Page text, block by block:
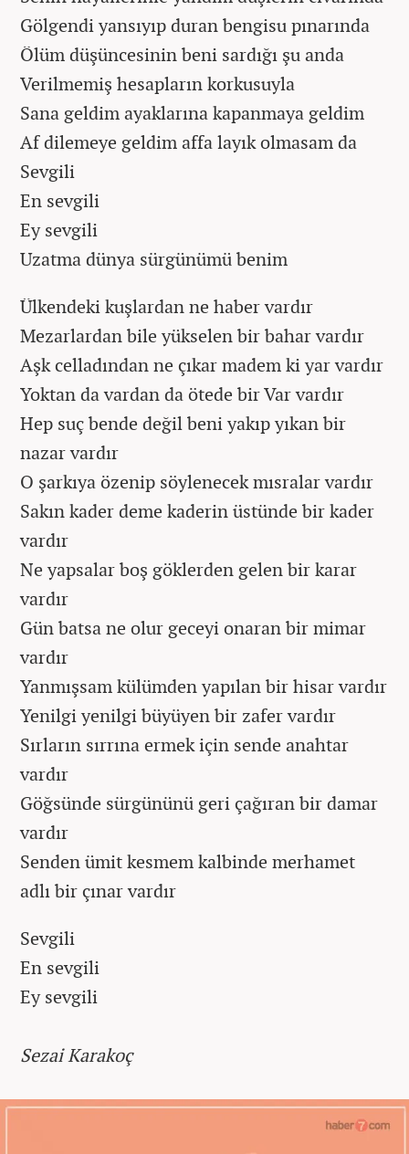
Gölgendi yansıyıp duran bengisu pınarında
Ölüm düşüncesinin beni sardığı şu anda
Verilmemiş hesapların korkusuyla
Sana geldim ayaklarına kapanmaya geldim
Af dilemeye geldim affa layık olmasam da
Sevgili
En sevgili
Ey sevgili
Uzatma dünya sürgünümü benim
Ülkendeki kuşlardan ne haber vardır
Mezarlardan bile yükselen bir bahar vardır
Aşk celladından ne çıkar madem ki yar vardır
Yoktan da vardan da ötede bir Var vardır
Hep suç bende değil beni yakıp yıkan bir
nazar vardır
O şarkıya özenip söylenecek mısralar vardır
Sakın kader deme kaderin üstünde bir kader
vardır
Ne yapsalar boş göklerden gelen bir karar
vardır
Gün batsa ne olur geceyi onaran bir mimar
vardır
Yanmışsam külümden yapılan bir hisar vardır
Yenilgi yenilgi büyüyen bir zafer vardır
Sırların sırrına ermek için sende anahtar
vardır
Göğsünde sürgününü geri çağıran bir damar
vardır
Senden ümit kesmem kalbinde merhamet
adlı bir çınar vardır
Sevgili
En sevgili
Ey sevgili
Sezai Karakoç